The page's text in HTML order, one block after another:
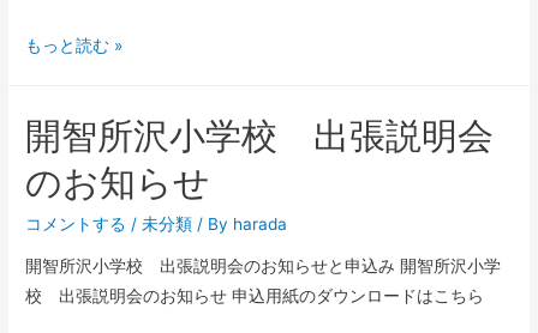
もっと読む »
開智所沢小学校 出張説明会
のお知らせ
コメントする /未分類 / By harada
開智所沢小学校 出張説明会のお知らせと申込み 開智所沢小学
校 出張説明会のお知らせ 申込用紙のダウンロードはこちら